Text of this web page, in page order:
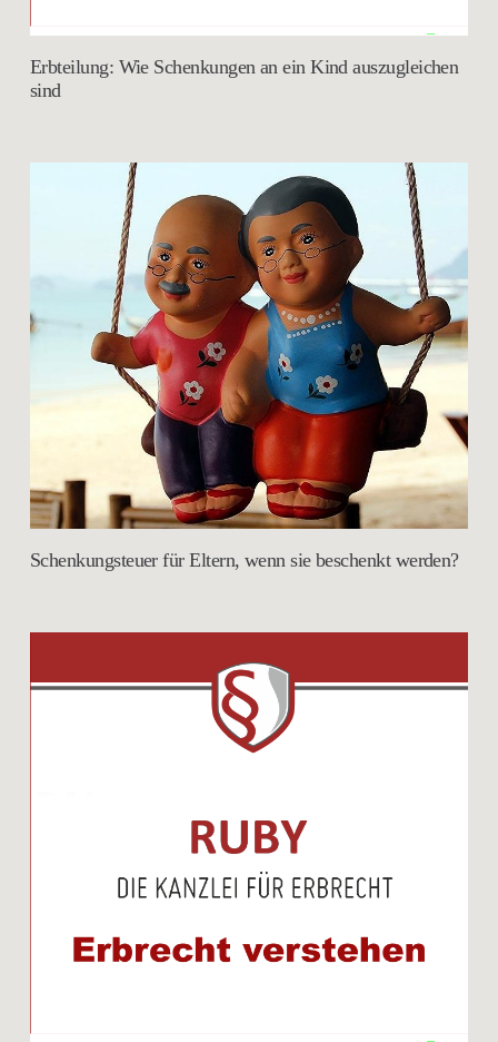
Erbteilung: Wie Schenkungen an ein Kind auszugleichen
sind
Schenkungsteuer für Eltern, wenn sie beschenkt werden?